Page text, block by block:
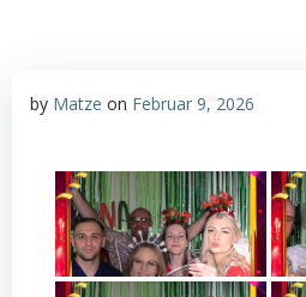
by Matze on Februar 9, 2026